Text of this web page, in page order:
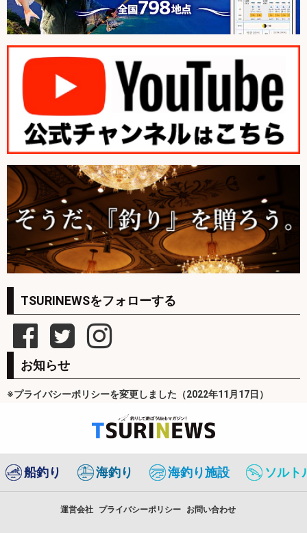
TSURINEWSをフォローする
お知らせ
※プライバシーポリシーを変更しました（2022年11月17日）
船釣り 海釣り 海釣り施設 ソルト
運営会社 プライバシーポリシー お問い合わせ